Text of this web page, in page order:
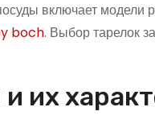
включает модели
boch. Выбор тарелок
их